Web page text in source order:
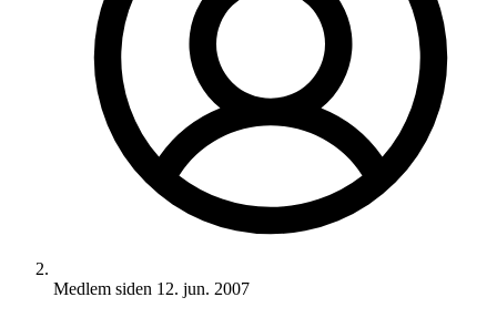
Medlem siden 12. jun. 2007